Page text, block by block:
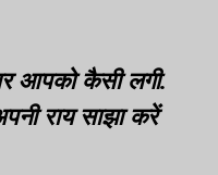
आपको कैसी लगी.
राय साझा करें